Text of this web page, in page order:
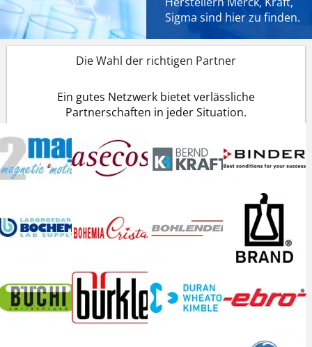
Sigma sind hierzu finden.
Die Wahl der richtigen Partner
Ein gutes Netzwerk bietet verlässliche
Partnerschaften in jeder Situation.